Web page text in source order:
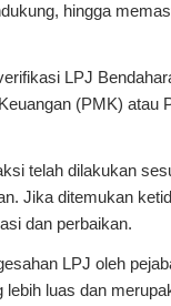
hingga
LPJ
(PMK) atau
telah dilakukan
Jika ditemukan
dan perbaikan.
LPJ oleh
luas dan